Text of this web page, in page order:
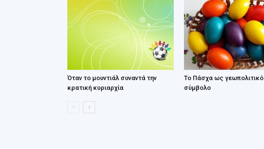
Όταν το μουντιάλ συναντά την
κρατική κυριαρχία
Το Πάσχα ως γεωπολιτικό
σύμβολο